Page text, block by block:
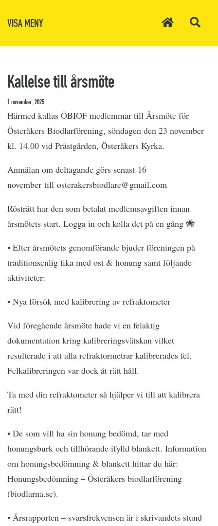
VISA MENY
Kallelse till årsmöte
1 november, 2025
Härmed kallas ÖBIOF medlemmar till Årsmöte för
Österåkers Biodlarförening, söndagen den 23 november
kl. 14.00 vid Prästgården, Österåkers Kyrka.
Anmälan om deltagande görs senast 16
november till osterakersbiodlare@gmail.com
Rösträtt har den som betalat medlemsavgiften innan
årsmötets start. Logga in och kolla det på en gång 🐝
• Efter årsmötets genomförande bjuder föreningen på
traditionsenlig fika med ost & honung samt följande
aktiviteter:
• Nya försök med kalibrering av refraktometer
Vid föregående årsmöte hade vi en felaktig
dokumentation kring kalibreringsvätskan vilket
resulterade i att alla refraktormetrar kalibrerades fel.
Felkalibreringen var dock åt rätt håll.
Ta med din refraktometer så hjälper vi till att kalibrera
rätt!
• De som vill ha sin honung bedömd, tar med
honungsburk och tillhörande ifylld blankett. Information
om honungsbedömning & blankett hittar du här:
Honungsbedömning – Österåkers biodlarförening
(biodlarna.se).
• Årsrapporten – svarsfrekvensen är i skrivandets stund